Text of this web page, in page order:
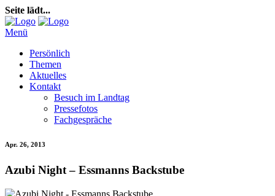
Seite lädt...
Menü
Persönlich
Themen
Aktuelles
Kontakt
Besuch im Landtag
Pressefotos
Fachgespräche
Apr. 26, 2013
Azubi Night – Essmanns Backstube